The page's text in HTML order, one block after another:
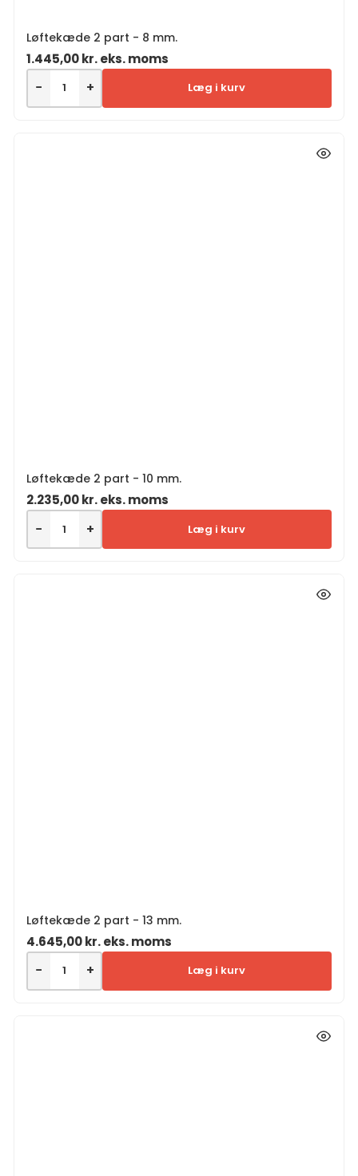
Løftekæde 2 part - 8 mm.
1.445,00kr.eks. moms
− + Læg i kurv
Løftekæde 2 part - 10 mm.
2.235,00kr.eks. moms
− + Læg i kurv
Løftekæde 2 part - 13 mm.
4.645,00kr.eks. moms
− + Læg i kurv